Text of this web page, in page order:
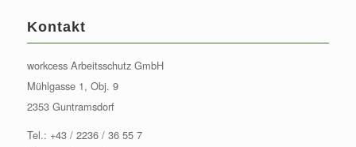
Kontakt
workcess Arbeitsschutz GmbH
Mühlgasse 1, Obj. 9
2353 Guntramsdorf
Tel.: +43 / 2236 / 36 55 7